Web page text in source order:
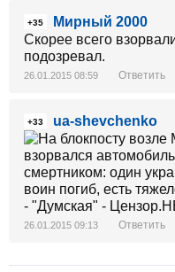
+35
Мирный 2000
Скорее всего
подозревал.
26.01.2015 08:59 Ответить
+33 ua-shevchenko
26.01.2015 09:13 Ответить